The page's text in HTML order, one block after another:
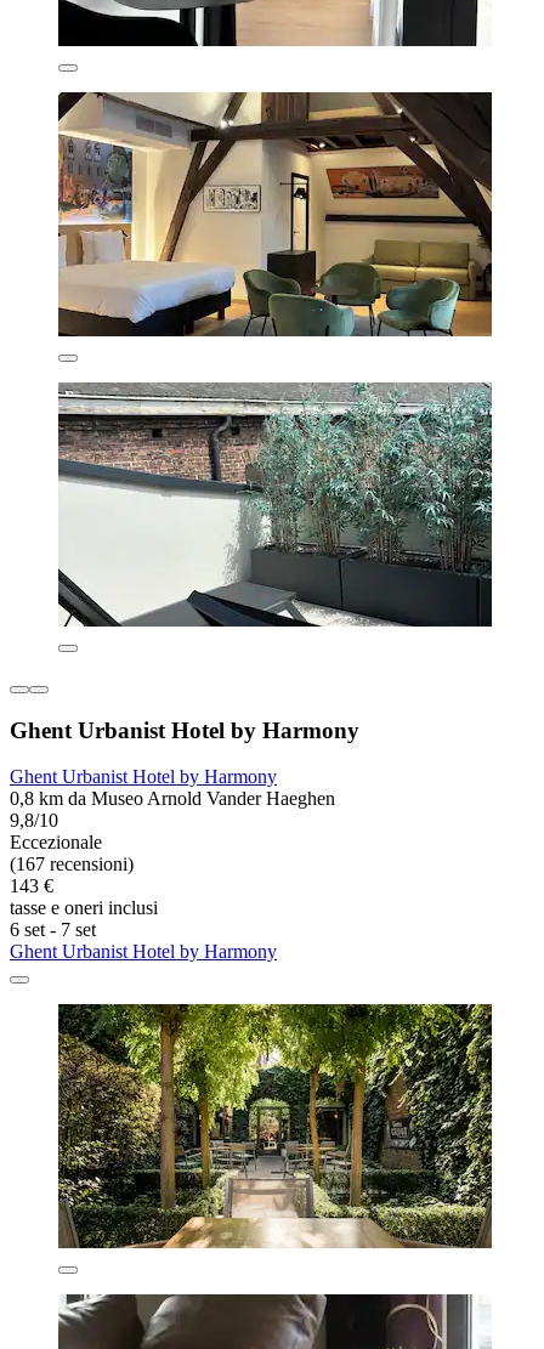
Ghent Urbanist Hotel by Harmony
Ghent Urbanist Hotel by Harmony
0,8 km da Museo Arnold Vander Haeghen
9,8/10
Eccezionale
(167 recensioni)
143 €
tasse e oneri inclusi
6 set - 7 set
Ghent Urbanist Hotel by Harmony